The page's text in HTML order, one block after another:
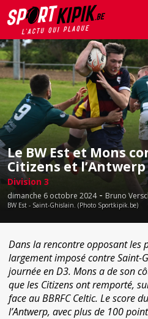
Le BW Est et Mons
Citizens et
Division 3
dimanche 6 octobre 2024- Bruno
BW Est - Saint-Ghislain. (Photo Sportkipik.be)
Dans la rencontre opposant les
largement imposé contre Saint-
journée en D3. Mons a de son
que les Citizens ont remporté,
face au BBRFC Celtic. Le score
l’Antwerp, avec plus de 100